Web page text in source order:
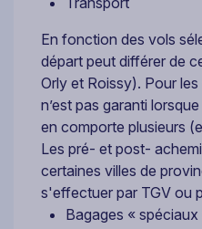
En fonction des vols
départ peut différer de
Orly et Roissy). Pour
n’est pas garanti
en comporte plusieurs
Les pré- et post-
certaines villes de
s'effectuer par TGV ou
Bagages « spéciaux